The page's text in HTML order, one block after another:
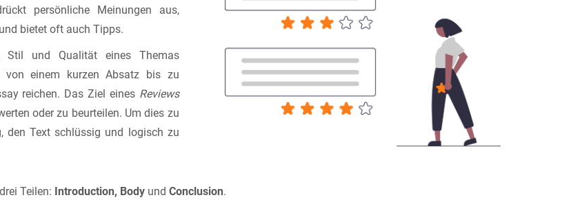
persönliche Meinungen aus,
bietet oft auch Tipps.
Stil und Qualität eines Themas
von einem kurzen Absatz bis zu
reichen. Das Ziel eines Reviews
oder zu beurteilen. Um dies zu
den Text schlüssig und logisch zu
Teilen: Introduction, Body und Conclusion.